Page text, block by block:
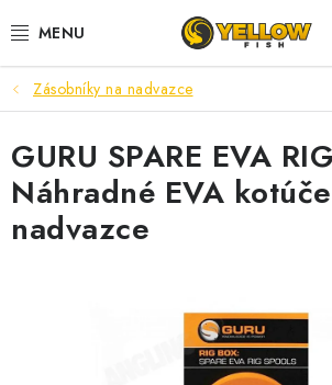
na
NOVINKY 2026
LETNÉ ZĽAVY
HALDORADO
Zásobníky na nadvazce
GURU SPARE EVA
Náhradné EVA
nadvazce